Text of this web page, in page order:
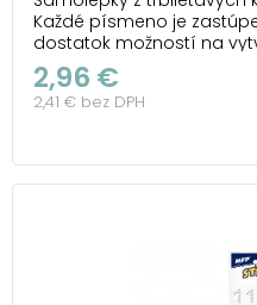
Každé písmeno je
dostatok možností na
nápisov. Samolepky sú
scrapbooking, priania,
alebo personalizáciu
2,96 €
2,41 € bez DPH